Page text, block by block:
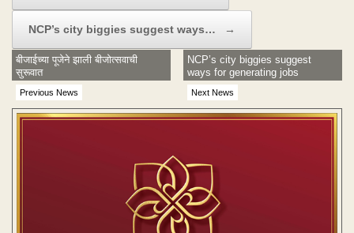
NCP’s city biggies suggest ways… →
Previous News
बीजाईच्या पूजेने झाली बीजोत्सवाची
सुरूवात
Next News
NCP’s city biggies suggest
ways for generating jobs